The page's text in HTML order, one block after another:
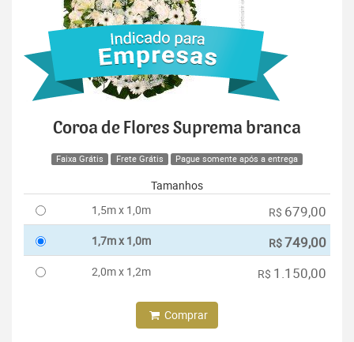
Coroa de Flores Suprema branca
Faixa Grátis Frete Grátis Pague somente após a entrega
Tamanhos
1,5m x 1,0m
R$ 679,00
1,7m x 1,0m R$749,00
2,0m x 1,2m R$ 1.150,00
Comprar